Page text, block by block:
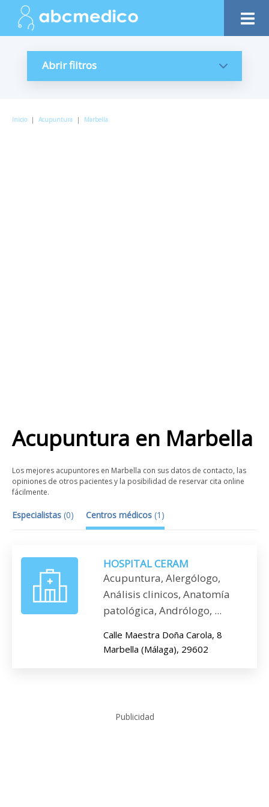
Abrir filtros
Inicio | Acupuntura | Marbella
Acupuntura en Marbella
Los mejores acupuntores en Marbella con sus datos de contacto, las
opiniones de otros pacientes y la posibilidad de reservar cita online
fácilmente.
Especialistas (0) Centros médicos (1 )
HOSPITAL CERAM
Acupuntura, Alergólogo,
Análisis clinicos, Anatomía
patológica, Andrólogo, ...
Calle Maestra Doña Carola, 8
Marbella (Málaga), 29602
Publicidad